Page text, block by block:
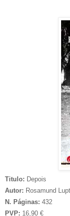
Titulo: Depois
Autor: Rosamund
N. Páginas: 432
PVP: 16,90 €